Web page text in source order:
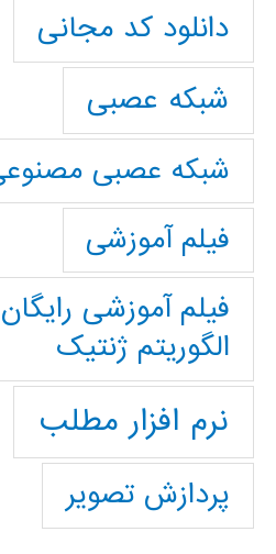
دانلود کد مجانی
شبکه عصبی
شبکه عصبی
فیلم آموزشی
فیلم آموزشی
الگوریتم ژنتیک
نرم افزار مطلب
پردازش تصویر